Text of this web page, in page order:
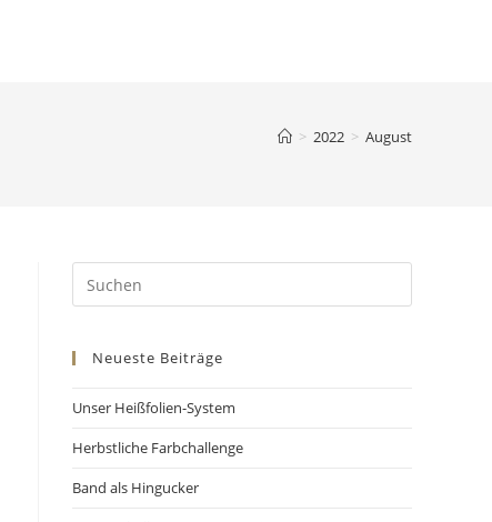
> 2022 > August
Neueste Beiträge
Unser Heißfolien-System
Herbstliche Farbchallenge
Band als Hingucker